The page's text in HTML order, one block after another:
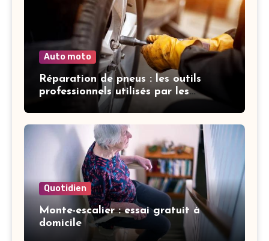
Auto moto
Réparation de pneus : les outils
professionnels utilisés par les
Quotidien
Monte-escalier : essai gratuit à
domicile